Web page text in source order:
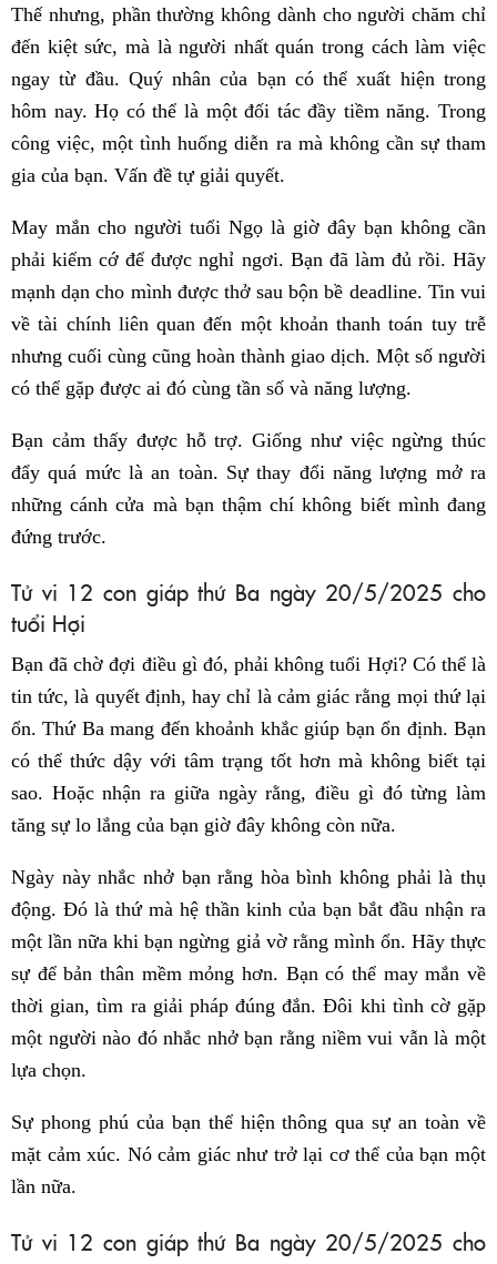
Thế nhưng, phần thường không dành cho người chăm chỉ
đến kiệt sức, mà là người nhất quán trong cách làm việc
ngay từ đầu. Quý nhân của bạn có thể xuất hiện trong
hôm nay. Họ có thể là một đối tác đầy tiềm năng. Trong
công việc, một tình huống diễn ra mà không cần sự tham
gia của bạn. Vấn đề tự giải quyết.
May mắn cho người tuổi Ngọ là giờ đây bạn không cần
phải kiếm cớ để được nghỉ ngơi. Bạn đã làm đủ rồi. Hãy
mạnh dạn cho mình được thở sau bộn bề deadline. Tin vui
về tài chính liên quan đến một khoản thanh toán tuy trễ
nhưng cuối cùng cũng hoàn thành giao dịch. Một số người
có thể gặp được ai đó cùng tần số và năng lượng.
Bạn cảm thấy được hỗ trợ. Giống như việc ngừng thúc
đẩy quá mức là an toàn. Sự thay đổi năng lượng mở ra
những cánh cửa mà bạn thậm chí không biết mình đang
đứng trước.
Tử vi 12 con giáp thứ Ba ngày 20/5/2025 cho
tuổi Hợi
Bạn đã chờ đợi điều gì đó, phải không tuổi Hợi? Có thể là
tin tức, là quyết định, hay chỉ là cảm giác rằng mọi thứ lại
ổn. Thứ Ba mang đến khoảnh khắc giúp bạn ổn định. Bạn
có thể thức dậy với tâm trạng tốt hơn mà không biết tại
sao. Hoặc nhận ra giữa ngày rằng, điều gì đó từng làm
tăng sự lo lắng của bạn giờ đây không còn nữa.
Ngày này nhắc nhở bạn rằng hòa bình không phải là thụ
động. Đó là thứ mà hệ thần kinh của bạn bắt đầu nhận ra
một lần nữa khi bạn ngừng giả vờ rằng mình ổn. Hãy thực
sự để bản thân mềm mỏng hơn. Bạn có thể may mắn về
thời gian, tìm ra giải pháp đúng đắn. Đôi khi tình cờ gặp
một người nào đó nhắc nhở bạn rằng niềm vui vẫn là một
lựa chọn.
Sự phong phú của bạn thể hiện thông qua sự an toàn về
mặt cảm xúc. Nó cảm giác như trở lại cơ thể của bạn một
lần nữa.
Tử vi 12 con giáp thứ Ba ngày 20/5/2025 cho